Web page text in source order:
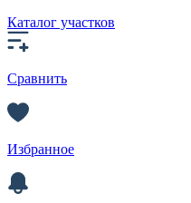
Каталог участков
Сравнить
Избранное